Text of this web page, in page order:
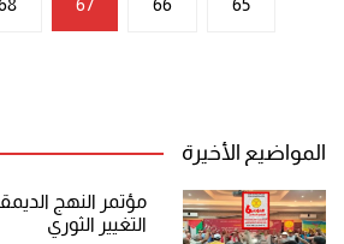
المقالات
المواضيع الأخيرة
مؤتمر النهج
التغيير الثوري